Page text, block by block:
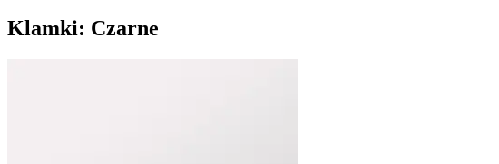
Klamki: Czarne